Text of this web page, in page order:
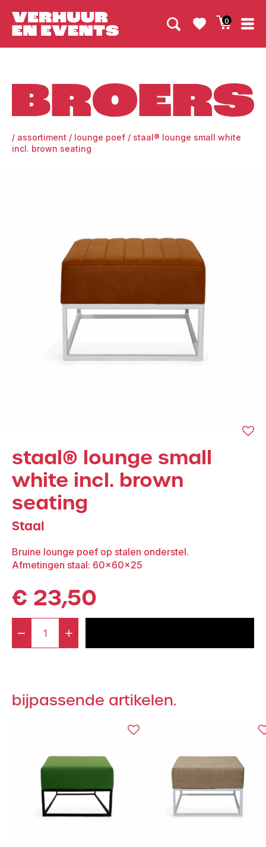
0
/ assortiment / lounge poef / staal® lounge small white
incl. brown seating
staal® lounge small
white incl. brown
seating
Staal
Bruine lounge poef op stalen onderstel.
Afmetingen staal: 60x60x25
€ 23,50
-
Staal®
incl.
+
bijpassende artikelen.